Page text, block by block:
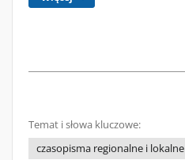
Temat i słowa kluczowe:
czasopisma regionalne i lokalne